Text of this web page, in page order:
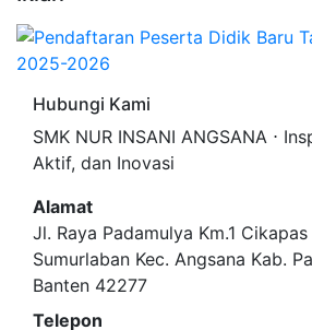
Hubungi Kami
SMK NUR INSANI ANGSANA ⋅
Aktif, dan Inovasi
Alamat
Jl. Raya Padamulya Km.1 Cikapas
Sumurlaban Kec. Angsana Kab.
Banten 42277
Telepon